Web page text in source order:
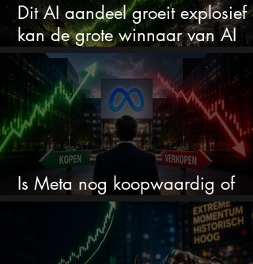
Dit AI aandeel groeit explosief
kan de grote winnaar van AI
worden
Is Meta nog koopwaardig of
wordt het tijd om te verkopen?